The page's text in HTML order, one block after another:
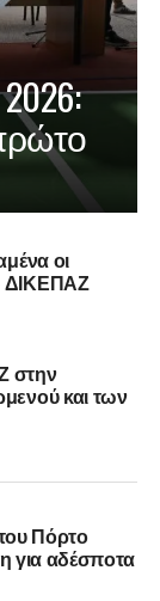
οι
ΔΙΚΕΠΑΖ
στην
και των
Πόρτο
για αδέσποτα